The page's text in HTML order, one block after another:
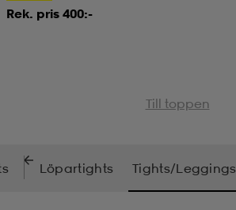
Rek. pris 400:-
Till toppen
Löpartights Tights/Leggings